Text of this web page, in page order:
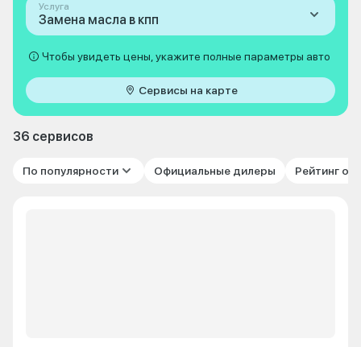
Услуга
Замена масла в кпп
Чтобы увидеть цены, укажите полные параметры авто
Сервисы на карте
36 сервисов
По популярности Официальные дилеры Рейтинг